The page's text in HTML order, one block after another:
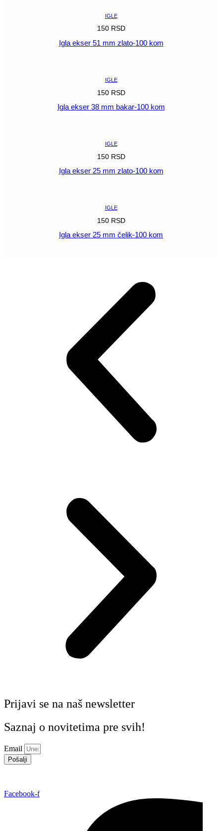
IGLE
150 RSD
Igla ekser 51 mm zlato-100 kom
IGLE
150 RSD
Igla ekser 38 mm bakar-100 kom
IGLE
150 RSD
Igla ekser 25 mm zlato-100 kom
IGLE
150 RSD
Igla ekser 25 mm čelik-100 kom
Prijavi se na naš newsletter
Saznaj o novitetima pre svih!
Email
Pošalji
Facebook-f